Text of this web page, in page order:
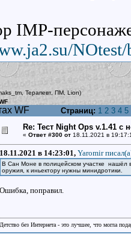
IMP-
, Терапевт, ПМ,Lion)
WF Страниц: 1 2 3 4 5
Re: Тест Night Ops v.1.41 с
« Ответ #300 от18.11.2021 в
18.11.2021 в 14:23:01, Yaromir
В Сан Моне в полицейском участке нашёл
оружия, к иньектору нужны минидротики.
Ошибка, поправил.
Детство без Интернета - это лучшее, что могла